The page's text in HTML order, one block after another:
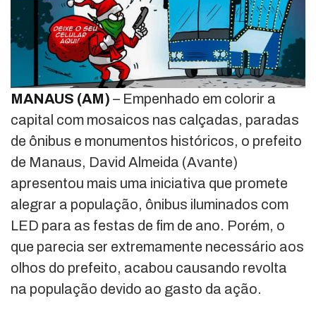
MANAUS (AM) – Empenhado em colorir a
capital com mosaicos nas calçadas, paradas
de ônibus e monumentos históricos, o prefeito
de Manaus, David Almeida (Avante)
apresentou mais uma iniciativa que promete
alegrar a população, ônibus iluminados com
LED para as festas de fim de ano. Porém, o
que parecia ser extremamente necessário aos
olhos do prefeito, acabou causando revolta
na população devido ao gasto da ação.